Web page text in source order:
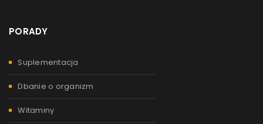
PORADY
Suplementacja
Dbanie o organizm
Witaminy